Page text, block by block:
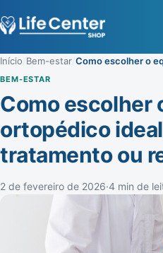
Início Bem-estar
BEM-ESTAR
Como escolher
ortopédico
tratamento ou
2 de fevereiro de 2026·4 min de